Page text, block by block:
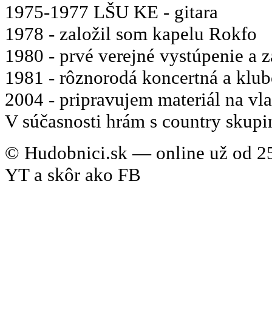
1975-1977 LŠU KE - gitara
1978 - založil som kapelu Rokfo
1980 - prvé verejné vystúpenie a
1981 - rôznorodá koncertná a
2004 - pripravujem materiál na
V súčasnosti hrám s country
© Hudobnici.sk — online už od
YT a skôr ako FB